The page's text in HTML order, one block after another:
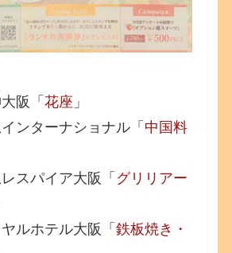
大阪「花座 」
ンターナショナル「 中国料
スパイア大阪「 グリリアー
ヤルホテル大阪「鉄板焼き・